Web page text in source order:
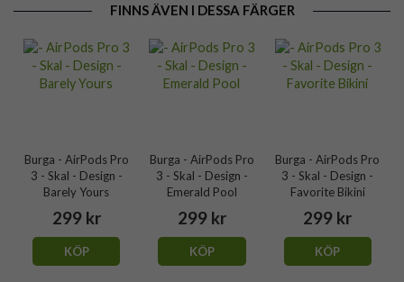
FINNS ÄVEN I DESSA FÄRGER
Burga - AirPods Pro
3 - Skal - Design -
Barely Yours
299 kr
KÖP
Burga - AirPods Pro
3 - Skal - Design -
Emerald Pool
299 kr
KÖP
Burga - AirPods Pro
3 - Skal - Design -
Favorite Bikini
299 kr
KÖP